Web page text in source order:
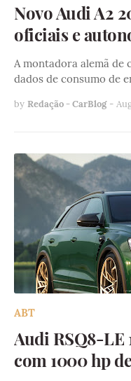
Novo Audi A2
oficiais e
A montadora alemã de
dados de consumo de
by Redação - CarBlog -
ABT
Audi RSQ8-LE
com 1000 hp